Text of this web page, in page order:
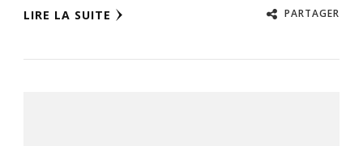
LIRE LA SUITE PARTAGER